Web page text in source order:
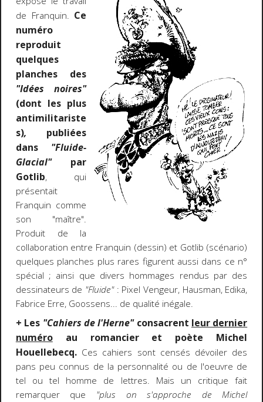
de Franquin. Ce
numéro
reproduit
quelques
planches des
"Idées noires"
(dont les plus
antimilitariste
s), publiées
dans "Fluide-
Glacial" par
Gotlib, qui
présentait
Franquin comme
son "maître".
Produit de la
collaboration entre Franquin (dessin) et Gotlib (scénario)
quelques planches plus rares figurent aussi dans ce n°
spécial ; ainsi que divers hommages rendus par des
dessinateurs de "Fluide": Pixel Vengeur, Hausman, Edika,
Fabrice Erre, Goossens... de qualité inégale.
+ Les "Cahiers de l'Herne"consacrent leur dernier
numéroau romancier et poète Michel
Houellebecq.Ces cahiers sont censés dévoiler des
pans peu connus de la personnalité ou de l'oeuvre de
tel ou tel homme de lettres. Mais un critique fait
remarquer que "plus on s'approche de Michel